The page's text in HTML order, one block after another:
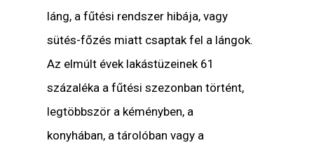
láng, a fűtési rendszer hibája, vagy
sütés-főzés miatt csaptak fel a lángok.
Az elmúlt évek lakástüzeinek 61
százaléka a fűtési szezonban történt,
legtöbbször a kéményben, a
konyhában, a tárolóban vagy a